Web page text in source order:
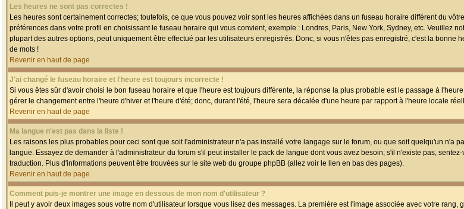
Les heures ne sont pas correctes !
Les heures sont certainement correctes; toutefois, ce que vous pouvez voir sont les heures affichées dans un fuseau horaire différent du
préférences dans votre profil en choisissant le fuseau horaire qui vous convient, exemple : Londres, Paris, New York, Sydney, etc. Veuillez
plupart des autres options, peut uniquement être effectué par les utilisateurs enregistrés. Donc, si vous n'êtes pas enregistré, c'est la bonne
de mots !
Revenir en haut de page
J'ai changé le fuseau horaire et l'heure est toujours incorrecte !
Si vous êtes sûr d'avoir choisi le bon fuseau horaire et que l'heure est toujours différente, la réponse la plus probable est le passage à
gérer le changement entre l'heure d'hiver et l'heure d'été; donc, durant l'été, l'heure sera décalée d'une heure par rapport à l'heure locale
Revenir en haut de page
Ma langue n'est pas dans la liste !
Les raisons les plus probables pour ceci sont que soit l'administrateur n'a pas installé votre langage sur le forum, ou que soit quelqu'un n'a
langue. Essayez de demander à l'administrateur du forum s'il peut installer le pack de langue dont vous avez besoin; s'il n'existe pas,
traduction. Plus d'informations peuvent être trouvées sur le site web du groupe phpBB (allez voir le lien en bas des pages).
Revenir en haut de page
Comment puis-je montrer une image en dessous de mon nom d'utilisateur ?
Il peut y avoir deux images sous votre nom d'utilisateur lorsque vous lisez des messages. La première est l'image associée avec votre rang,